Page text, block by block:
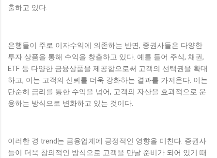
출하고 있다.
은행들이 주로 이자수익에 의존하는 반면, 증권사들은 다양한
투자 상품을 통해 수익을 창출하고 있다. 예를 들어 주식, 채권,
ETF 등 다양한 금융상품을 제공함으로써 고객의 선택권을 확대
하고, 이는 고객의 신뢰를 더욱 강화하는 결과를 가져온다. 이는
단순히 금리를 통한 수익을 넘어, 고객의 자산을 효과적으로 운
용하는 방식으로 변화하고 있는 것이다.
이러한 경 trend는 금융업계에 긍정적인 영향을 미친다. 증권사
들이 더욱 창의적인 방식으로 고객을 만날 준비가 되어 있기 때